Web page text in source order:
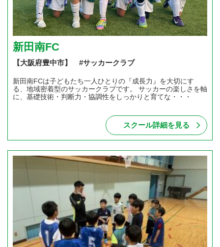
新田南FC
【大阪府豊中市】 #サッカークラブ
新田南FCは子どもたち一人ひとりの『成長力』を大切にす
る、地域密着型のサッカークラブです。 サッカーの楽しさを軸
に、基礎技術・判断力・協調性をしっかりと育てな・・・
スクール詳細を見る